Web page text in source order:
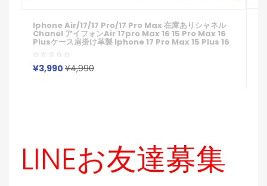
Iphone Air/17/17 Pro/17 Pro Max 在庫ありシャネル
Chanel アイフォンair 17pro Max 16 15 Pro Max 16
Plusケース肩掛け革製 Iphone 17 Pro Max 15 Plus 16
Pro Max 15 14 13 12 11 Pro Max Xs Maxケース ブラン
ド レディース男性女性 人気かわいいビジネスマン用高級
シャネル Chanel アイフォン15 16 Proカバー
¥3,990 ¥4,990
LINEお友達募集